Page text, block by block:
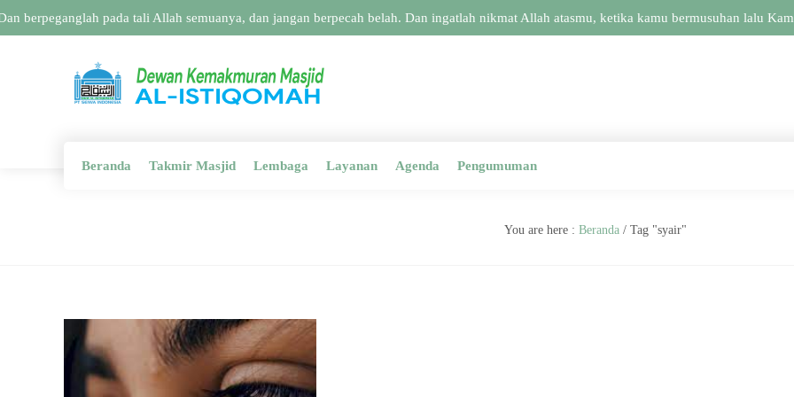
berpeganglah pada tali Allah semuanya, dan jangan berpecah belah. Dan ingatlah nikmat Allah atasmu, ketika kamu bermusuhan lalu
Beranda Takmir Masjid Lembaga Layanan Agenda Pengumuman
You are here : Beranda / Tag "syair"